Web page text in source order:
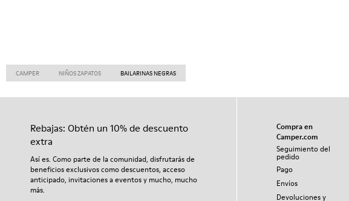
CAMPER NIÑOS ZAPATOS BAILARINAS NEGRAS
Rebajas: Obtén un 10% de descuento
extra
Así es. Como parte de la comunidad, disfrutarás de
beneficios exclusivos como descuentos, acceso
anticipado, invitaciones a eventos y mucho, mucho
más.
Compra en
Camper.com
Seguimiento del
pedido
Pago
Envíos
Devoluciones y